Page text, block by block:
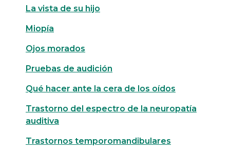
La vista de su hijo
Miopía
Ojos morados
Pruebas de audición
Qué hacer ante la cera de los oídos
Trastorno del espectro de la neuropatía
auditiva
Trastornos temporomandibulares